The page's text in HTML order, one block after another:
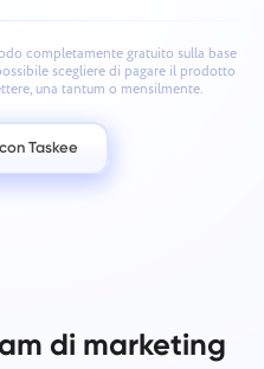
completamente gratuito sulla base
scegliere di pagare il prodotto
una tantum o mensilmente.
Taskee
di marketing